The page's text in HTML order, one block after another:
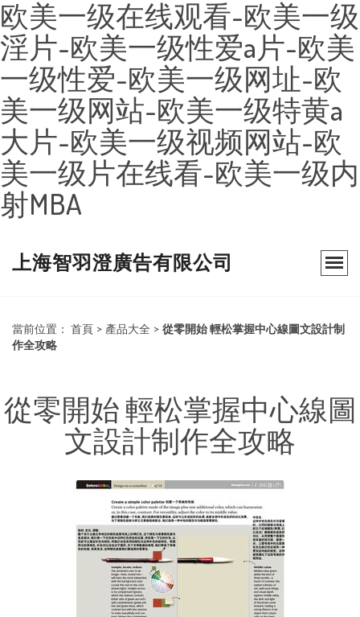
欧美一级在线观看-欧美一级
淫片-欧美一级性爱a片-欧美
一级性爱-欧美一级网址-欧
美一级网站-欧美一级特黄a
大片-欧美一级视频网站-欧
美一级片在线看-欧美一级内
射MBA
上海智羽澄廣告有限公司
當前位置： 首頁 > 產品大全 > 從零開始 輕松掌握中心線圖文設計制
作全攻略
從零開始 輕松掌握中心線圖
文設計制作全攻略